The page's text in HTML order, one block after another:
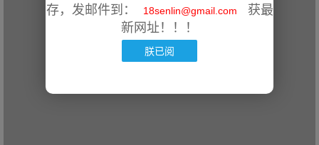
存，发邮件到：
18senlin@gmail.com
获最
新网址！！！
朕已阅